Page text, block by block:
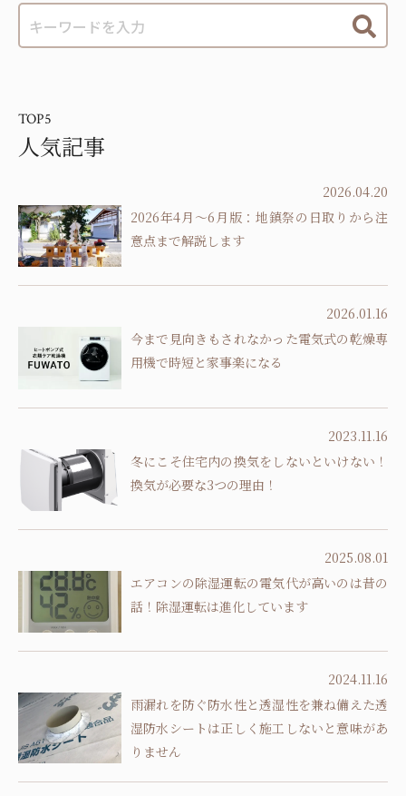
TOP5
人気記事
2026.04.20
2026年4月～6月版：地鎮祭の日取りから注
意点まで解説します
2026.01.16
今まで見向きもされなかった電気式の乾燥専
用機で時短と家事楽になる
2023.11.16
冬にこそ住宅内の換気をしないといけない！
換気が必要な3つの理由！
2025.08.01
エアコンの除湿運転の電気代が高いのは昔の
話！除湿運転は進化しています
2024.11.16
雨漏れを防ぐ防水性と透湿性を兼ね備えた透
湿防水シートは正しく施工しないと意味があ
りません